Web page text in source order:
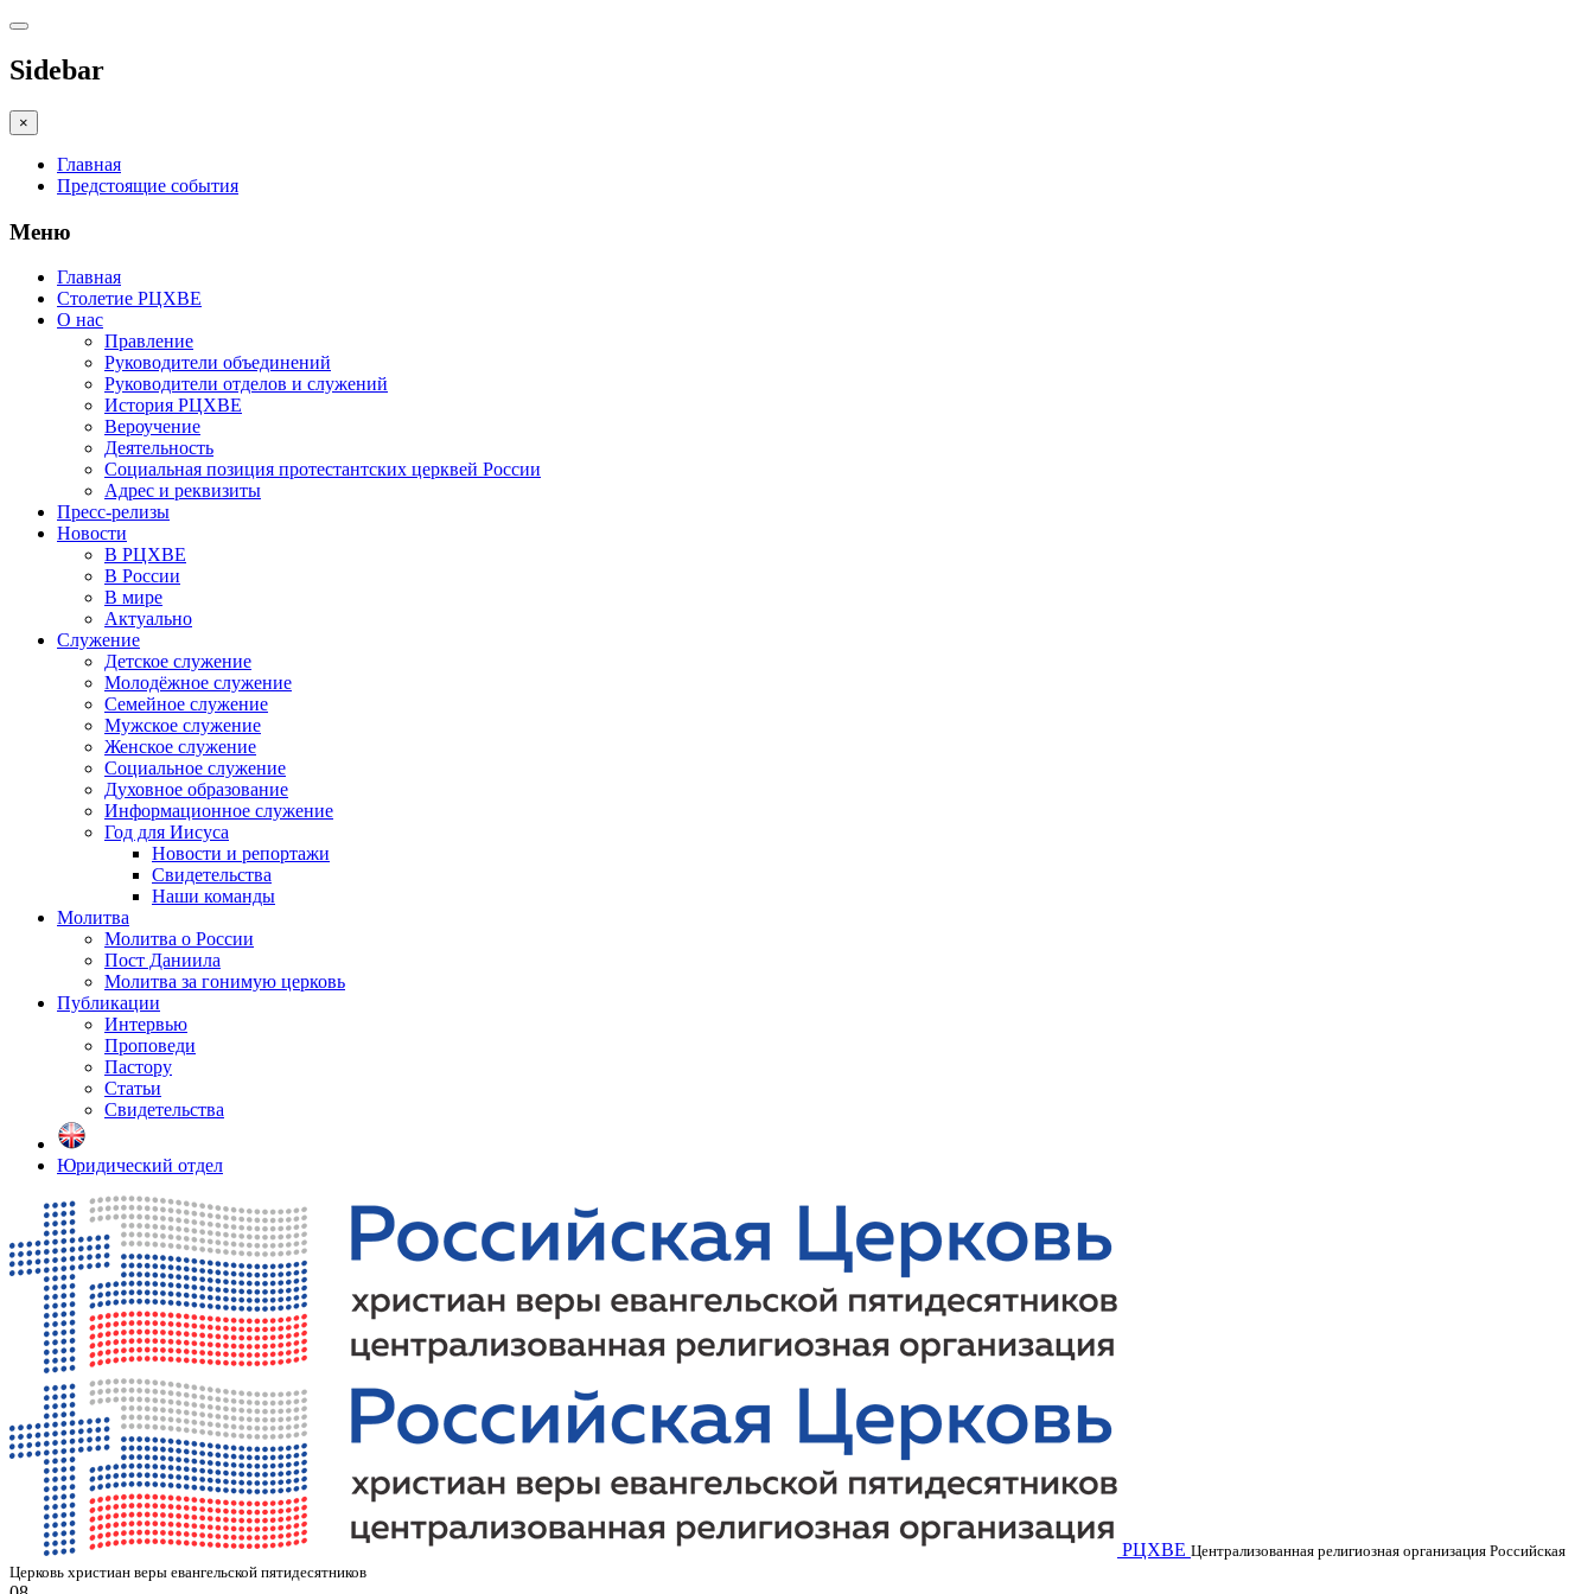
Sidebar
×
Главная
Предстоящие события
Меню
Главная
Столетие РЦХВЕ
О нас
Правление
Руководители объединений
Руководители отделов и служений
История РЦХВЕ
Вероучение
Деятельность
Социальная позиция протестантских церквей России
Адрес и реквизиты
Пресс-релизы
Новости
В РЦХВЕ
В России
В мире
Актуально
Служение
Детское служение
Молодёжное служение
Семейное служение
Мужское служение
Женское служение
Социальное служение
Духовное образование
Информационное служение
Год для Иисуса
Новости и репортажи
Свидетельства
Наши команды
Молитва
Молитва о России
Пост Даниила
Молитва за гонимую церковь
Публикации
Интервью
Проповеди
Пастору
Статьи
Свидетельства
Юридический отдел
РЦХВЕ Централизованная религиозная организация Российская
Церковь христиан веры евангельской пятидесятников